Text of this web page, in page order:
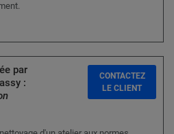
par
:
CONTACTEZ
LE CLIENT